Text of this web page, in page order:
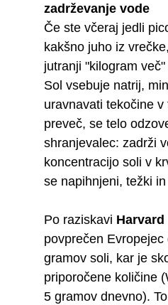
zadrževanje vode
Če ste včeraj jedli
kakšno juho iz
jutranji "kilogram
Sol vsebuje natrij,
uravnavati tekočine
preveč, se telo
shranjevalec: zadrži
koncentracijo soli v
se napihnjeni, težki
Po raziskavi Harvard
povprečen
gramov soli, kar je
priporočene količine
5 gramov dnevno).